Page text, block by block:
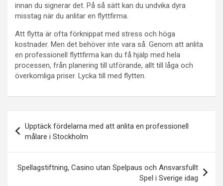
innan du signerar det. På så sätt kan du undvika dyra
misstag när du anlitar en flyttfirma.
Att flytta är ofta förknippat med stress och höga
kostnader. Men det behöver inte vara så. Genom att anlita
en professionell flyttfirma kan du få hjälp med hela
processen, från planering till utförande, allt till låga och
överkomliga priser. Lycka till med flytten.
Upptäck fördelarna med att anlita en professionell
målare i Stockholm
Spellagstiftning, Casino utan Spelpaus och Ansvarsfullt
Spel i Sverige idag